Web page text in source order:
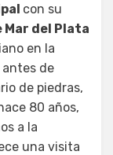
con su
Mar del Plata
en la
antes de
de piedras,
80 años,
a la
una visita